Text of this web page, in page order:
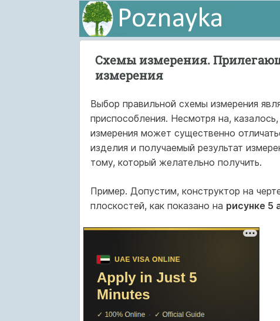
Схемы измерения.
измерения
Выбор правильной схемы измерения
приспособления. Несмотря на,
измерения может существенно
изделия и получаемый результат
тому, который желательно получить.
Пример. Допустим, конструктор на
плоскостей, как показано на рисунке 5